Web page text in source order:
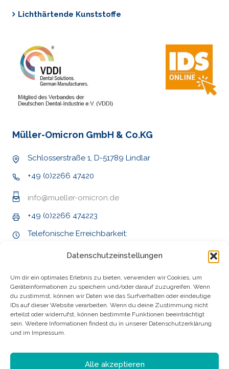
Datenschutzeinstellungen
Um dir ein optimales Erlebnis zu bieten, verwenden wir Cookies, um
Geräteinformationen zu speichern und/oder darauf zuzugreifen. Wenn
du zustimmst, können wir Daten wie das Surfverhalten oder eindeutige
IDs auf dieser Website verarbeiten. Wenn du deine Zustimmung nicht
erteilst oder widerrufst, können bestimmte Funktionen beeinträchtigt
sein. Weitere Informationen findest du in unserer Datenschutzerklärung
und im Impressum.
Alle akzeptieren
Lichthärtende Kunststoffe
Müller-Omicron GmbH & Co.KG
Schlosserstraße 1, D-51789 Lindlar
+49 (0)2266 47420
info@mueller-omicron.de
+49 (0)2266 474223
Telefonische Erreichbarkeit: